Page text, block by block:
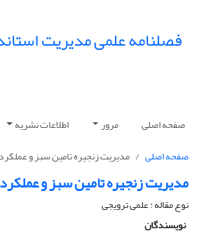
فصلنامه علمی مدیریت
صفحه اصلی مرور اطلاعات نشریه
صفحه اصلی
مدیریت زنجیره تامین سبز و
مدیریت زنجیره تامین سبز و
نوع مقاله : علمی ترویجی
نویسندگان